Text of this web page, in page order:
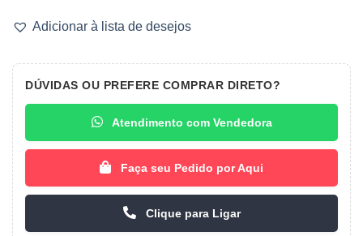
Adicionar à lista de desejos
DÚVIDAS OU PREFERE COMPRAR DIRETO?
Atendimento com Vendedora
Faça seu Pedido por Aqui
Clique para Ligar